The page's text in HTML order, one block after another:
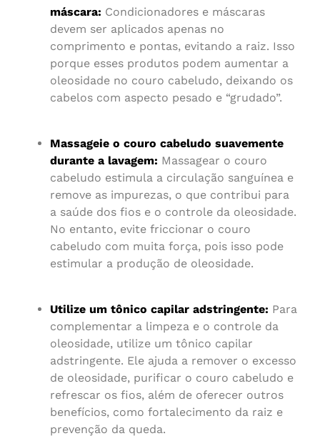
máscara: Condicionadores e máscaras
devem ser aplicados apenas no
comprimento e pontas, evitando a raiz. Isso
porque esses produtos podem aumentar a
oleosidade no couro cabeludo, deixando os
cabelos com aspecto pesado e “grudado”.
Massageie o couro cabeludo suavemente
durante a lavagem: Massagear o couro
cabeludo estimula a circulação sanguínea e
remove as impurezas, o que contribui para
a saúde dos fios e o controle da oleosidade.
No entanto, evite friccionar o couro
cabeludo com muita força, pois isso pode
estimular a produção de oleosidade.
Utilize um tônico capilar adstringente: Para
complementar a limpeza e o controle da
oleosidade, utilize um tônico capilar
adstringente. Ele ajuda a remover o excesso
de oleosidade, purificar o couro cabeludo e
refrescar os fios, além de oferecer outros
benefícios, como fortalecimento da raiz e
prevenção da queda.